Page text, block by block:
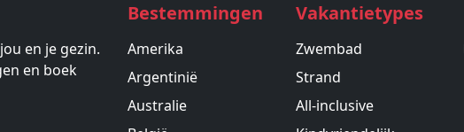
en je gezin.
en boek
Bestemmingen
Amerika
Argentinië
Australie
Vakantietypes
Zwembad
Strand
All-inclusive